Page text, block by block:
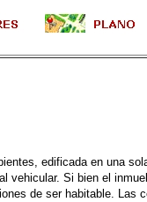
edificada en una
vehicular. Si bien el
de ser habitable. Las